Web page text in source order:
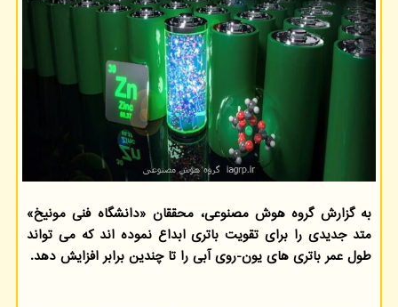
به گزارش گروه هوش مصنوعی، محققان «دانشگاه فنی مونیخ»
متد جدیدی را برای تقویت باتری ابداع نموده اند که می تواند
طول عمر باتری های یون-روی آبی را تا چندین برابر افزایش دهد.